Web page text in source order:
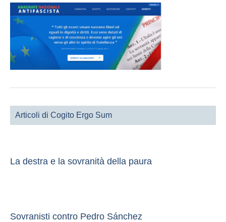
Articoli di Cogito Ergo Sum
La destra e la sovranità della paura
Sovranisti contro Pedro Sánchez